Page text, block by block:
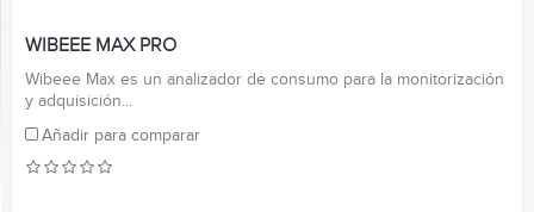
WIBEEE MAX PRO
Wibeee Max es un analizador de consumo para la monitorización
y adquisición...
Añadir para comparar